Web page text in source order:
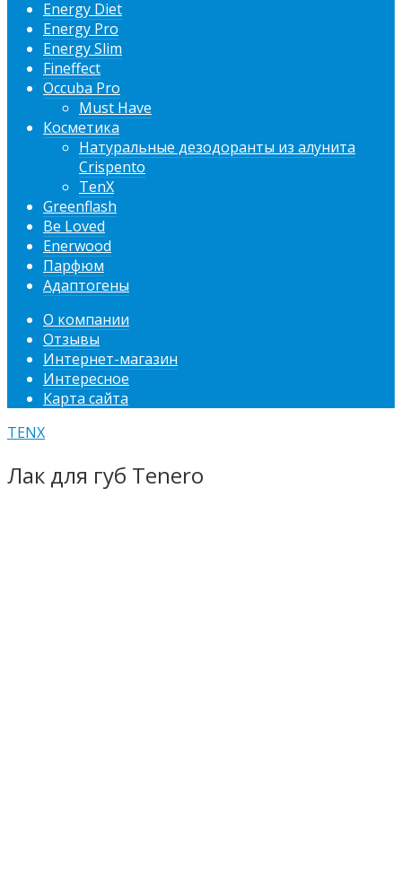
Energy Diet
Energy Pro
Energy Slim
Fineffect
Occuba Pro
Must Have
Косметика
Натуральные дезодоранты из алунита
Crispento
TenX
Greenflash
Be Loved
Enerwood
Парфюм
Адаптогены
О компании
Отзывы
Интернет-магазин
Интересное
Карта сайта
TENX
Лак для губ Tenero